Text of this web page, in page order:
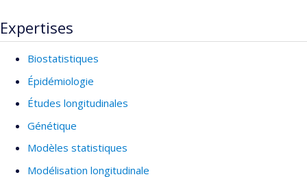
Expertises
Biostatistiques
Épidémiologie
Études longitudinales
Génétique
Modèles statistiques
Modélisation longitudinale